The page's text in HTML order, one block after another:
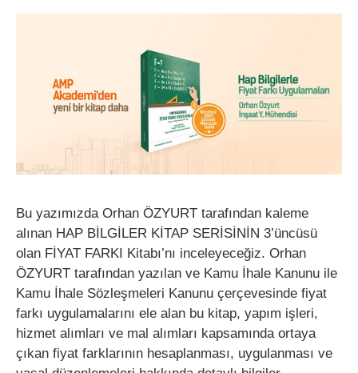
Bu yazımızda Orhan ÖZYURT tarafından kaleme
alınan HAP BİLGİLER KİTAP SERİSİNİN 3’üncüsü
olan FİYAT FARKI Kitabı’nı inceleyeceğiz. Orhan
ÖZYURT tarafından yazılan ve Kamu İhale Kanunu ile
Kamu İhale Sözleşmeleri Kanunu çerçevesinde fiyat
farkı uygulamalarını ele alan bu kitap, yapım işleri,
hizmet alımları ve mal alımları kapsamında ortaya
çıkan fiyat farklarının hesaplanması, uygulanması ve